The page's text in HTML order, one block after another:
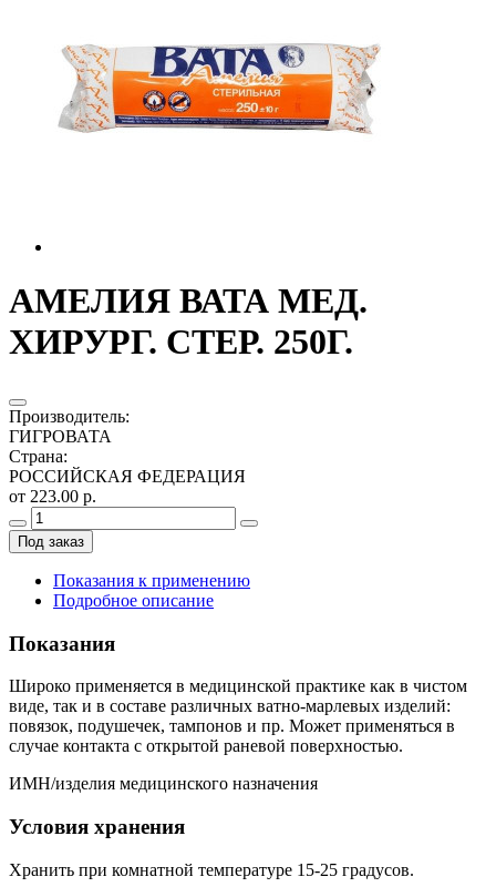
АМЕЛИЯ ВАТА МЕД.
ХИРУРГ. СТЕР. 250Г.
Производитель:
ГИГРОВАТА
Страна:
РОССИЙСКАЯ ФЕДЕРАЦИЯ
от 223.00 р.
Под заказ
Показания к применению
Подробное описание
Показания
Широко применяется в медицинской практике как в чистом
виде, так и в составе различных ватно-марлевых изделий:
повязок, подушечек, тампонов и пр. Может применяться в
случае контакта с открытой раневой поверхностью.
ИМН/изделия медицинского назначения
Условия хранения
Хранить при комнатной температуре 15-25 градусов.